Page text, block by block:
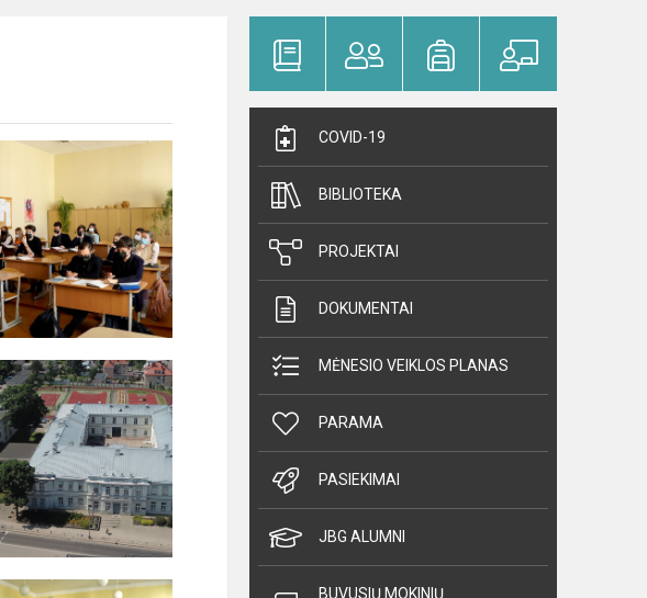
COVID-19
BIBLIOTEKA
PROJEKTAI
DOKUMENTAI
MĖNESIO VEIKLOS PLANAS
PARAMA
PASIEKIMAI
JBG ALUMNI
BUVUSIŲ MOKINIŲ